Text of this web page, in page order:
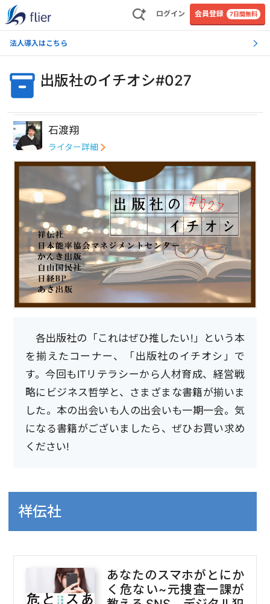
ログイン 会員登録 7日間無料
法人導入はこちら
出版社のイチオシ#027
石渡翔
ライター詳細
各出版社の「これはぜひ推したい!」という本
を揃えたコーナー、「出版社のイチオシ」で
す。今回もITリテラシーから人材育成、経営戦
略にビジネス哲学と、さまざまな書籍が揃いま
した。本の出会いも人の出会いも一期一会。気
になる書籍がございましたら、ぜひお買い求め
ください!
祥伝社
あなたのスマホがとにか
く危ない~元捜査一課が